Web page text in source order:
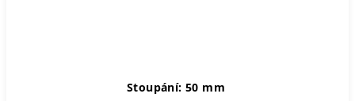
Stoupání: 50 mm